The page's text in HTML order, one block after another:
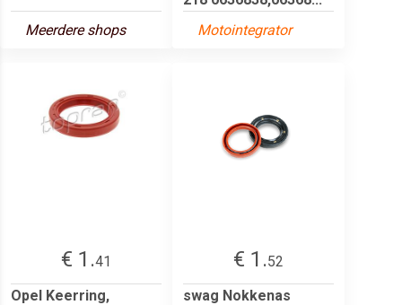
Meerdere shops
Motointegrator
€ 1.41
Opel Keerring,
€ 1.52
swag Nokkenas